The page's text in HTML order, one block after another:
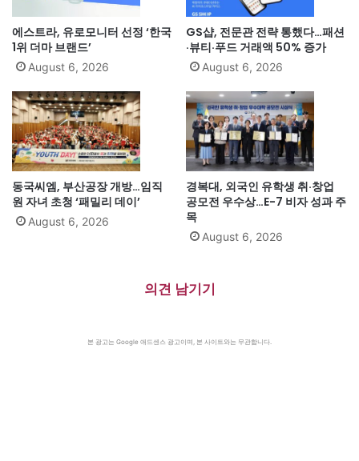
에스트라, 유로모니터 선정 ‘한국
1위 더마 브랜드’
August 6, 2026
GS샵, 전문관 전략 통했다…패션
·뷰티·푸드 거래액 50% 증가
August 6, 2026
동국씨엠, 부산공장 개방…임직
원 자녀 초청 ‘패밀리 데이’
August 6, 2026
경복대, 외국인 유학생 취·창업
공모전 우수상…E-7 비자 성과 주
목
August 6, 2026
의견 남기기
본 광고는 Google 애드센스 광고이며, 본 사이트와는 무관합니다.